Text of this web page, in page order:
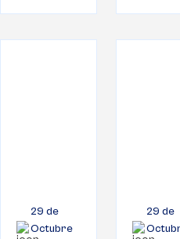
29 de
Octubre
29 de